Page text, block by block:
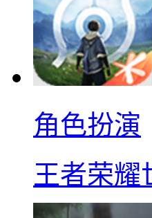
角色扮演
王者荣耀